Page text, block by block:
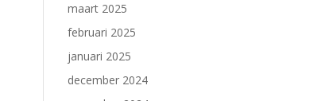
maart 2025
februari 2025
januari 2025
december 2024